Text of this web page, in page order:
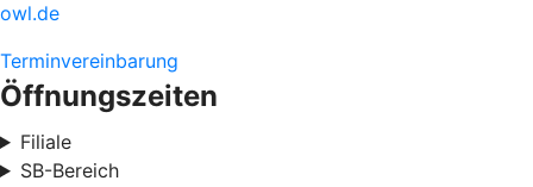
owl.de
Terminvereinbarung
Öffnungszeiten
Filiale
SB-Bereich